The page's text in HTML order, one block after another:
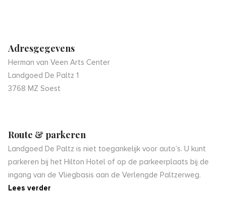
Adresgegevens
Herman van Veen Arts Center
Landgoed De Paltz 1
3768 MZ Soest
Route & parkeren
Landgoed De Paltz is niet toegankelijk voor auto’s. U kunt
parkeren bij het Hilton Hotel of op de parkeerplaats bij de
ingang van de Vliegbasis aan de Verlengde Paltzerweg.
Lees verder